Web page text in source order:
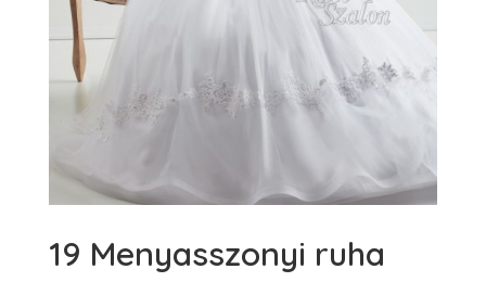
19 Menyasszonyi ruha